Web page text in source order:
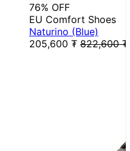
76% OFF
EU Comfort Shoes
Naturino (Blue)
205,600 ₮ 822,600 ₮